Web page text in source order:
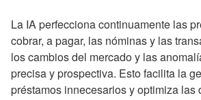
La IA perfecciona continuamente las
cobrar, a pagar, las nóminas y las
los cambios del mercado y las
precisa y prospectiva. Esto facilita la
préstamos innecesarios y optimiza las